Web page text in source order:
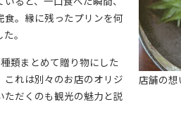
店舗の想
。縁に残ったプリンを何
。
類まとめて贈り物にした
れは別々のお店のオリジ
だくのも観光の魅力と説